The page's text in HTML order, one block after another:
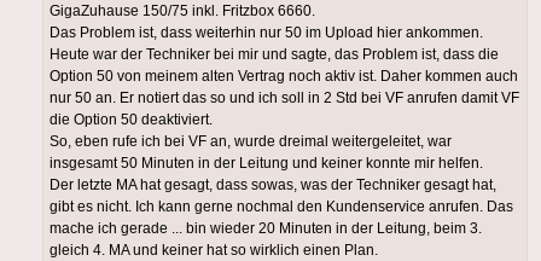
GigaZuhause 150/75 inkl. Fritzbox 6660.
Das Problem ist, dass weiterhin nur 50 im Upload hier ankommen.
Heute war der Techniker bei mir und sagte, das Problem ist, dass die
Option 50 von meinem alten Vertrag noch aktiv ist. Daher kommen auch
nur 50 an. Er notiert das so und ich soll in 2 Std bei VF anrufen damit VF
die Option 50 deaktiviert.
So, eben rufe ich bei VF an, wurde dreimal weitergeleitet, war
insgesamt 50 Minuten in der Leitung und keiner konnte mir helfen.
Der letzte MA hat gesagt, dass sowas, was der Techniker gesagt hat,
gibt es nicht. Ich kann gerne nochmal den Kundenservice anrufen. Das
mache ich gerade ... bin wieder 20 Minuten in der Leitung, beim 3.
gleich 4. MA und keiner hat so wirklich einen Plan.